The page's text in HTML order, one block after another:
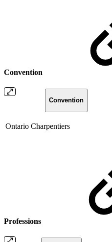
Convention
Convention
Ontario Charpentiers
Professions